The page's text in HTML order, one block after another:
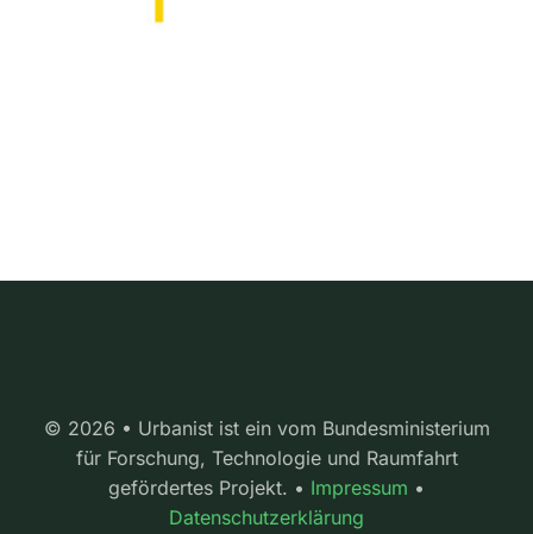
© 2026 • Urbanist ist ein vom Bundesministerium
für Forschung, Technologie und Raumfahrt
gefördertes Projekt. • Impressum •
Datenschutzerklärung